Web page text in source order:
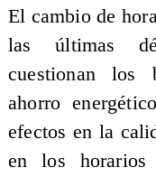
El cambio de
las últimas
cuestionan los
ahorro
efectos en la
en los horarios